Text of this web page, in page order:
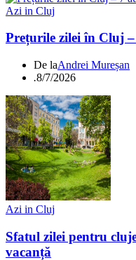
Azi in Cluj
Prețurile zilei în Cluj –
De laAndrei Mureșan
.8/7/2026
Azi in Cluj
Sfatul zilei pentru
vacanță